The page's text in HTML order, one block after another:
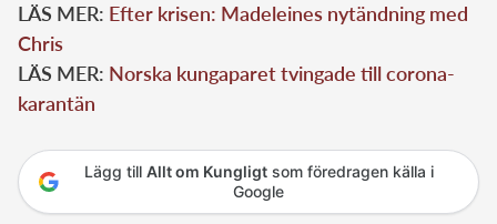
LÄS MER: Efter krisen: Madeleines nytändning med
Chris
LÄS MER: Norska kungaparet tvingade till corona-
karantän
Lägg till Allt om Kungligtsom föredragen källa i
Google